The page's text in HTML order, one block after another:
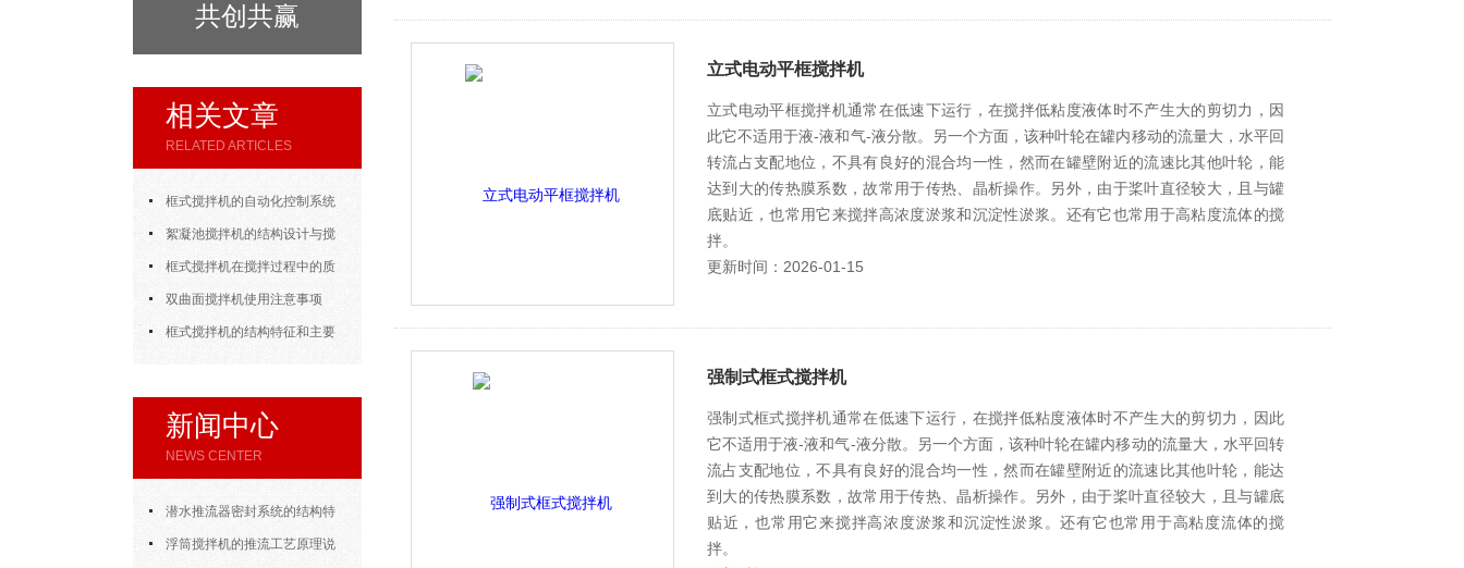
共创共赢
相关文章
RELATED ARTICLES
框式搅拌机的自动化控制系统
与智能化管理说明
絮凝池搅拌机的结构设计与搅
拌原理分析
框式搅拌机在搅拌过程中的质
量和效率
双曲面搅拌机使用注意事项
框式搅拌机的结构特征和主要
新闻中心
NEWS CENTER
潜水推流器密封系统的结构特
点与渗漏故障处理
浮筒搅拌机的推流工艺原理说
立式电动平框搅拌机
立式电动平框搅拌机通常在低速下运行，在搅拌低粘度液体时不产生大的剪切力，因
此它不适用于液-液和气-液分散。另一个方面，该种叶轮在罐内移动的流量大，水平回
转流占支配地位，不具有良好的混合均一性，然而在罐壁附近的流速比其他叶轮，能
达到大的传热膜系数，故常用于传热、晶析操作。另外，由于桨叶直径较大，且与罐
底贴近，也常用它来搅拌高浓度淤浆和沉淀性淤浆。还有它也常用于高粘度流体的搅
拌。
更新时间：2026-01-15
强制式框式搅拌机
强制式框式搅拌机通常在低速下运行，在搅拌低粘度液体时不产生大的剪切力，因此
它不适用于液-液和气-液分散。另一个方面，该种叶轮在罐内移动的流量大，水平回转
流占支配地位，不具有良好的混合均一性，然而在罐壁附近的流速比其他叶轮，能达
到大的传热膜系数，故常用于传热、晶析操作。另外，由于桨叶直径较大，且与罐底
贴近，也常用它来搅拌高浓度淤浆和沉淀性淤浆。还有它也常用于高粘度流体的搅
拌。